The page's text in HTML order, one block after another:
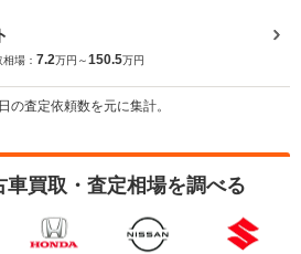
場： 7.2万円～150.5万円
査定依頼数を元に集計。
車買取・査定相場を調べる